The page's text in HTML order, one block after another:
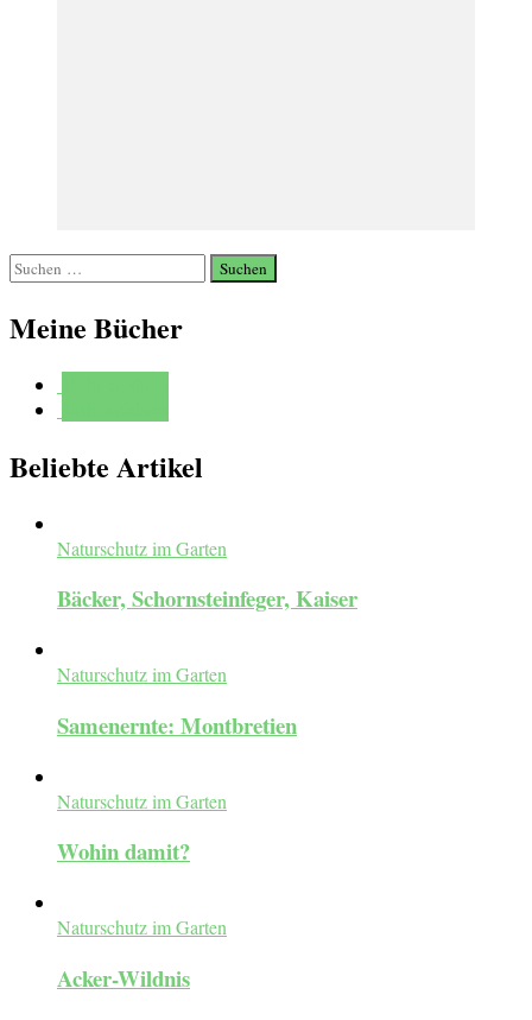
Suchen
nach:
Meine Bücher
Beliebte Artikel
Naturschutz im Garten
Bäcker, Schornsteinfeger, Kaiser
Naturschutz im Garten
Samenernte: Montbretien
Naturschutz im Garten
Wohin damit?
Naturschutz im Garten
Acker-Wildnis